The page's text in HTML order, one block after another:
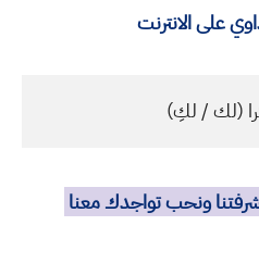
على الانترنت
(لك / لكِ)
ونحب تواجدك معنا